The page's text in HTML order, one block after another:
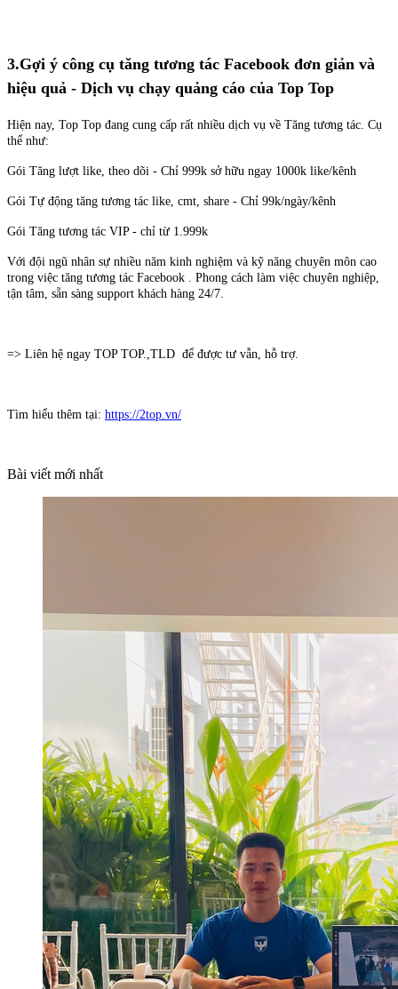
3.Gợi ý công cụ tăng tương tác Facebook đơn giản và
hiệu quả - Dịch vụ chạy quảng cáo của Top Top
Hiện nay, Top Top đang cung cấp rất nhiều dịch vụ về Tăng tương tác. Cụ
thể như:
Gói Tăng lượt like, theo dõi - Chỉ 999k sở hữu ngay 1000k like/kênh
Gói Tự động tăng tương tác like, cmt, share - Chỉ 99k/ngày/kênh
Gói Tăng tương tác VIP - chỉ từ 1.999k
Với đội ngũ nhân sự nhiều năm kinh nghiệm và kỹ năng chuyên môn cao
trong việc tăng tương tác Facebook . Phong cách làm việc chuyên nghiệp,
tận tâm, sẵn sàng support khách hàng 24/7.
=> Liên hệ ngay TOP TOP.,TLD để được tư vẫn, hỗ trợ.
Tìm hiểu thêm tại: https://2top.vn/
Bài viết mới nhất